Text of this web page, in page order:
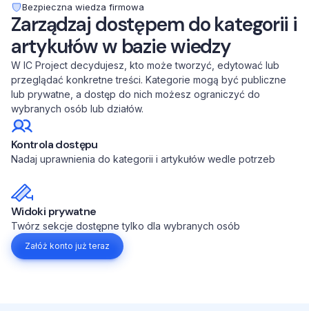
Bezpieczna wiedza firmowa
Zarządzaj dostępem do kategorii i
artykułów w bazie wiedzy
W IC Project decydujesz, kto może tworzyć, edytować lub
przeglądać konkretne treści. Kategorie mogą być publiczne
lub prywatne, a dostęp do nich możesz ograniczyć do
wybranych osób lub działów.
Kontrola dostępu
Nadaj uprawnienia do kategorii i artykułów wedle potrzeb
Widoki prywatne
Twórz sekcje dostępne tylko dla wybranych osób
Załóż konto już teraz